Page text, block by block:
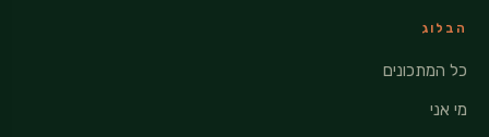
הבלוג
כל המתכונים
מי אני